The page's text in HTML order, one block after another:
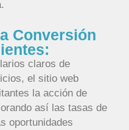
Conversión
claros de
el sitio web
la acción de
así las tasas de
oportunidades